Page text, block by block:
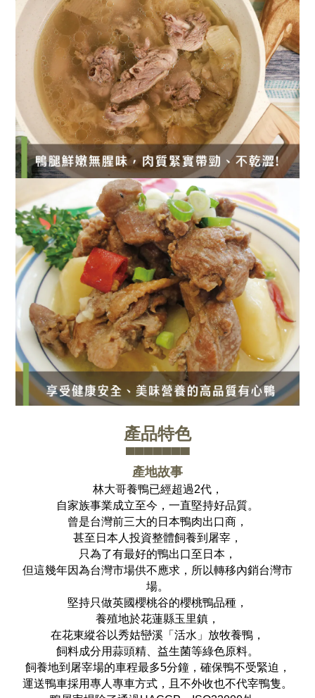
產品特色
▀▀▀▀▀▀▀
產地故事
林大哥養鴨已經超過2代，
自家族事業成立至今，一直堅持好品質。
曾是台灣前三大的日本鴨肉出口商，
甚至日本人投資整體飼養到屠宰，
只為了有最好的鴨出口至日本，
但這幾年因為台灣市場供不應求， 所以轉移內銷台灣市
場。
堅持只做英國櫻桃谷的櫻桃鴨品種，
養殖地於花蓮縣玉里鎮，
在花東縱谷以秀姑巒溪「活水」放牧養鴨，
飼料成分用蒜頭精、益生菌等綠色原料。
飼養地到屠宰場的車程最多5分鐘，確保鴨不受緊迫，
運送鴨車採用專人專車方式，且不外收也不代宰鴨隻。